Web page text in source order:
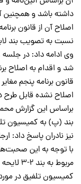
داشته باشد و همچنین
اصلاح آن از قانون
نسبت به تصویب بند
وی ادامه داد: در جلسه
شد و اقدام به اصلاح
قانون برنامه پنجم
اصلاح نشده قابل
براساس این گزارش
بند (پ) به کمیسیون
نیز نادران پاسخ داد:
با توجه به این
مربوط
کمیسیون تلفیق در